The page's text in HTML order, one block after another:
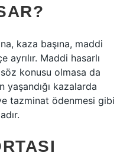
kaza başına, maddi
Maddi hasarlı
konusu olmasa da
yaşandığı kazalarda
tazminat ödenmesi gibi